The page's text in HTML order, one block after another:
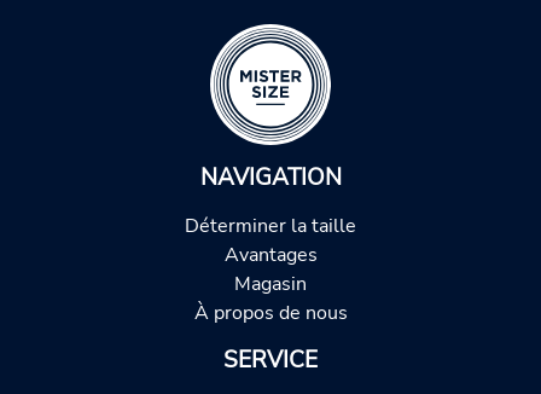
NAVIGATION
Déterminer la taille
Avantages
Magasin
À propos de nous
SERVICE